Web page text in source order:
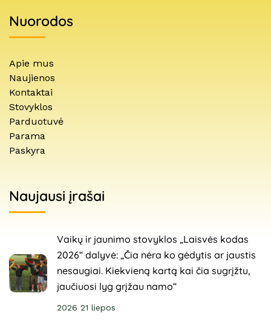
Nuorodos
Apie mus
Naujienos
Kontaktai
Stovyklos
Parduotuvė
Parama
Paskyra
Naujausi įrašai
Vaikų ir jaunimo stovyklos „Laisvės kodas
2026“ dalyvė: „Čia nėra ko gėdytis ar jaustis
nesaugiai. Kiekvieną kartą kai čia sugrįžtu,
jaučiuosi lyg grįžau namo“
2026 21 liepos